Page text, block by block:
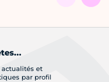
actualités et
par profil